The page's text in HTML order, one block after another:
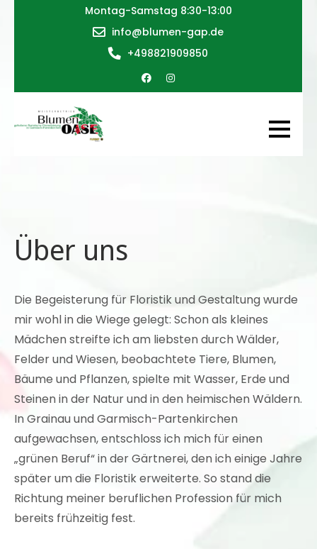
Montag-Samstag 8:30-13:00
info@blumen-gap.de
+498821909850
Partenkirchen
Über uns
Die Begeisterung für Floristik und Gestaltung wurde
mir wohl in die Wiege gelegt: Schon als kleines
Mädchen streifte ich am liebsten durch Wälder,
Felder und Wiesen, beobachtete Tiere, Blumen,
Bäume und Pflanzen, spielte mit Wasser, Erde und
Steinen in der Natur und in den heimischen Wäldern.
In Grainau und Garmisch-Partenkirchen
aufgewachsen, entschloss ich mich für einen
„grünen Beruf“ in der Gärtnerei, den ich einige Jahre
später um die Floristik erweiterte. So stand die
Richtung meiner beruflichen Profession für mich
bereits frühzeitig fest.